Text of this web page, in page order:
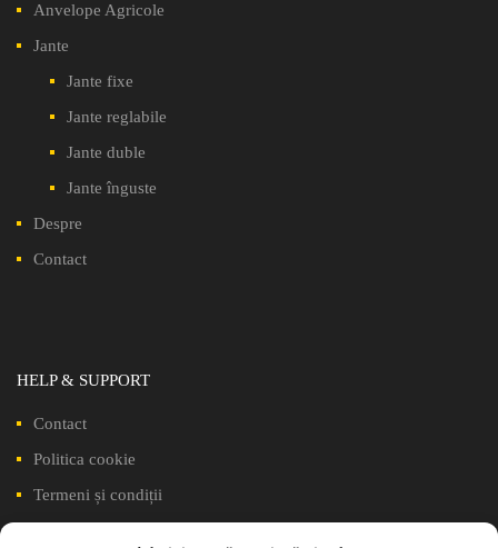
Anvelope Agricole
Jante
Jante fixe
Jante reglabile
Jante duble
Jante înguste
Despre
Contact
HELP & SUPPORT
Contact
Politica cookie
Termeni și condiții